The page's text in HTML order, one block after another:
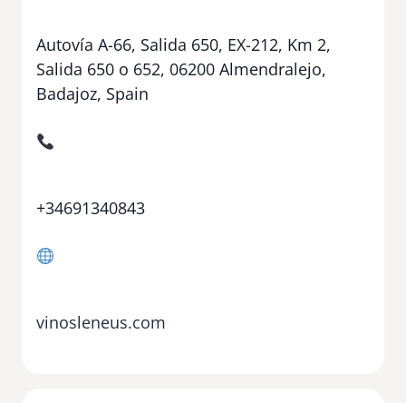
Autovía A-66, Salida 650, EX-212, Km 2,
Salida 650 o 652, 06200 Almendralejo,
Badajoz, Spain
+34691340843
vinosleneus.com